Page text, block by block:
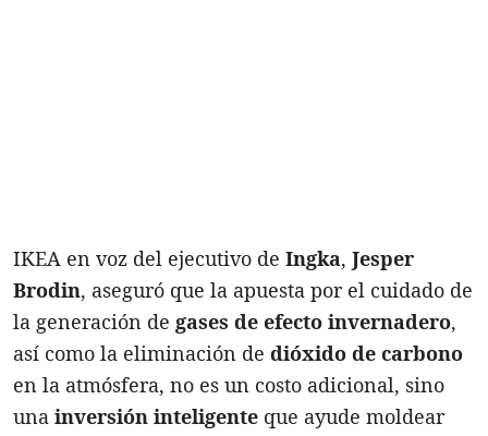
IKEA en voz del ejecutivo de Ingka, Jesper
Brodin, aseguró que la apuesta por el cuidado de
la generación de gases de efecto invernadero,
así como la eliminación de dióxido de carbono
en la atmósfera, no es un costo adicional, sino
una inversión inteligente que ayude moldear